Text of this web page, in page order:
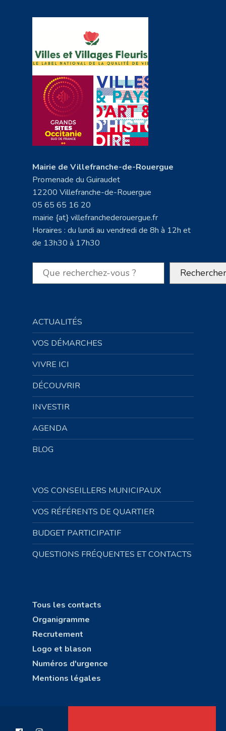
Mairie de Villefranche-de-Rouergue
Promenade du Guiraudet
12200 Villefranche-de-Rouergue
05 65 65 16 20
mairie {at} villefranchederouergue.fr
Horaires : du lundi au vendredi de 8h à 12h et
de 13h30 à 17h30
Rechercher Rechercher
ACTUALITÉS
VOS DÉMARCHES
VIVRE ICI
DÉCOUVRIR
INVESTIR
AGENDA
BLOG
VOS CONSEILLERS MUNICIPAUX
VOS RÉFÉRENTS DE QUARTIER
BUDGET PARTICIPATIF
QUESTIONS FRÉQUENTES ET CONTACTS
Tous les contacts
Organigramme
Recrutement
Logo et blason
Numéros d'urgence
Mentions légales